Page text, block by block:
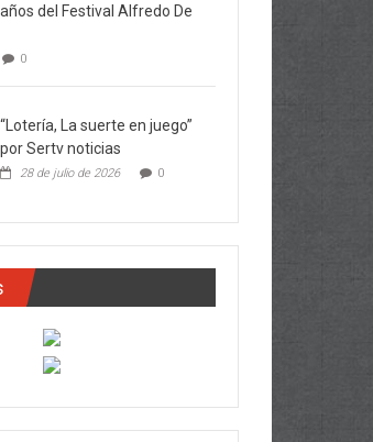
años del Festival Alfredo De
0
“Lotería, La suerte en juego”
por Sertv noticias
28 de julio de 2026 0